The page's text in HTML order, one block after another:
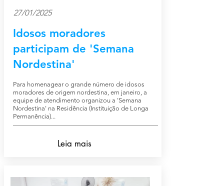
27/01/2025
Idosos moradores
participam de 'Semana
Nordestina'
Para homenagear o grande número de idosos
moradores de origem nordestina, em janeiro, a
equipe de atendimento organizou a 'Semana
Nordestina' na Residência (Instituição de Longa
Permanência)...
Leia mais